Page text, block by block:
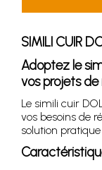
SIMILI CUIR
Adoptez le
vos projets
Le simili cuir
vos besoins de
solution